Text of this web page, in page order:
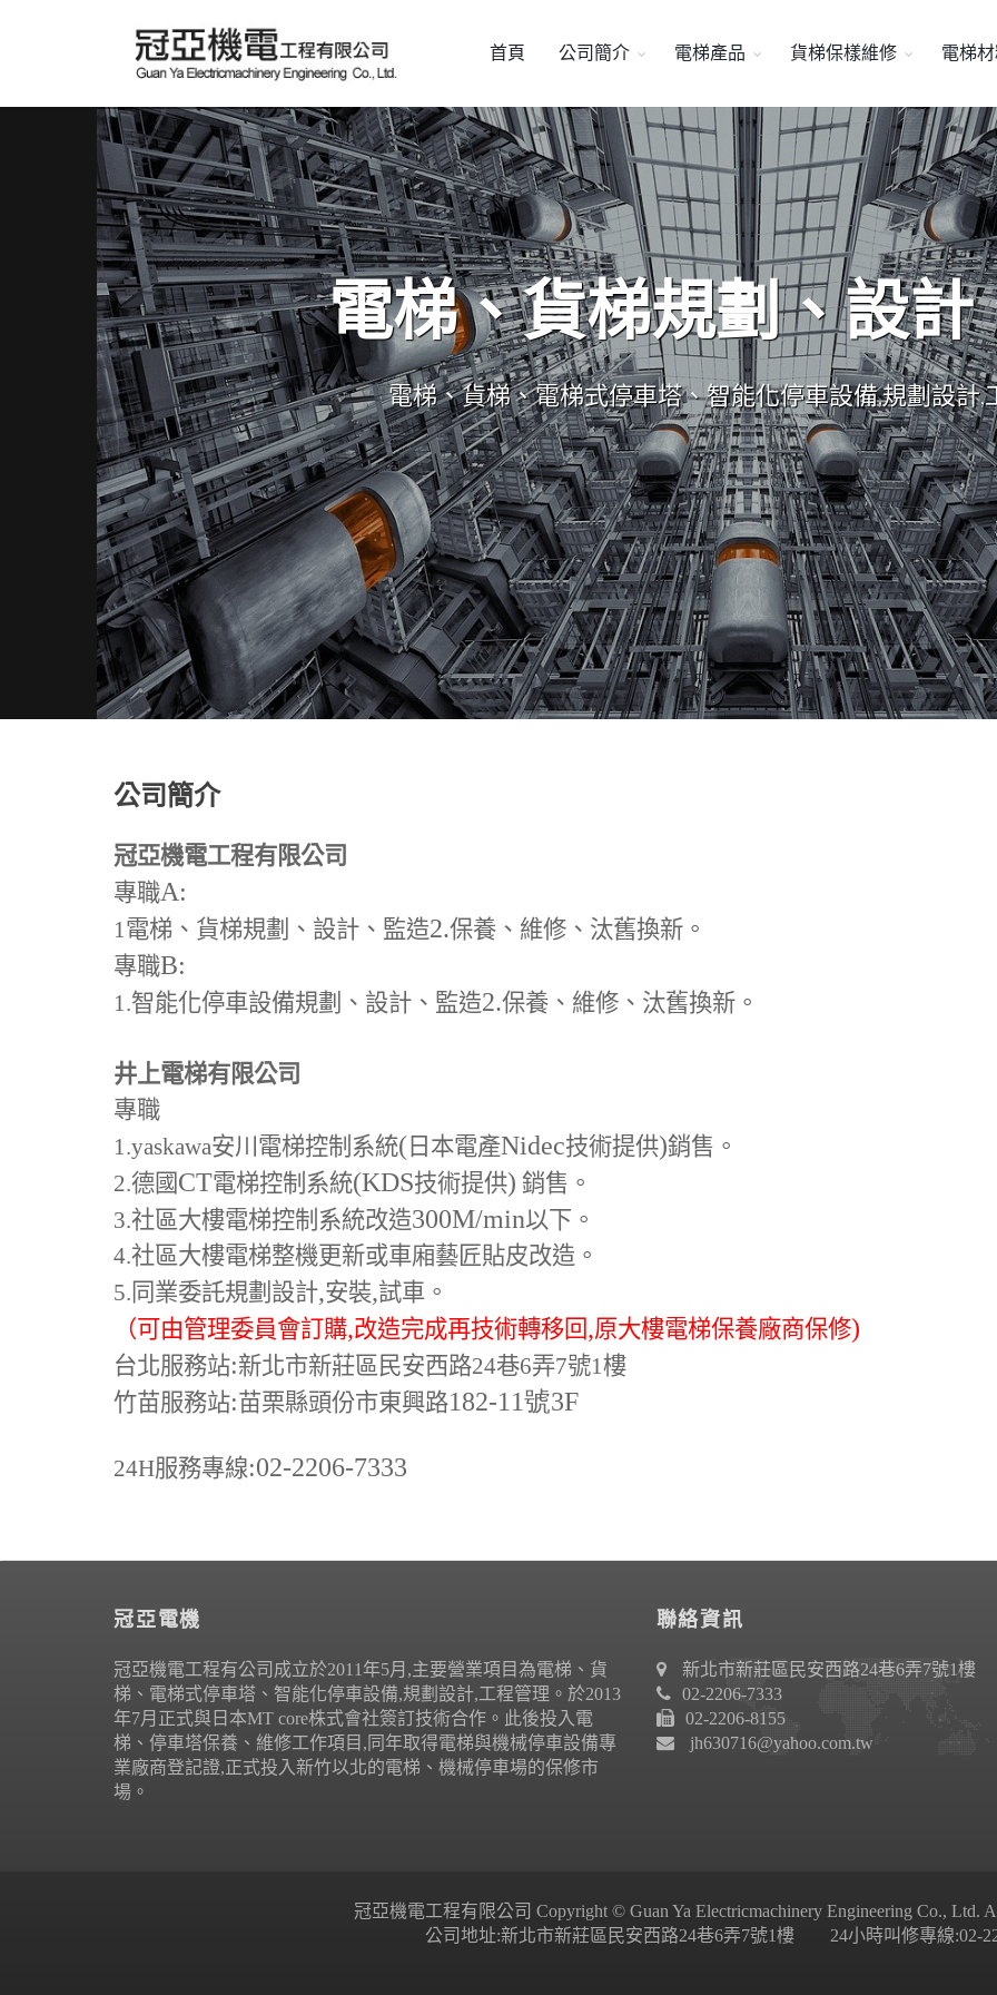
首頁 公司簡介 電梯產品 貨梯保樣維修 電梯
電梯、貨梯規劃、設計
電梯、貨梯、電梯式停車塔、智能化停車設備,規劃設計,
公司簡介
冠亞機電工程有限公司
專職A:
1電梯、貨梯規劃、設計、監造2.保養、維修、汰舊換新。
專職B:
1.智能化停車設備規劃、設計、監造2.保養、維修、汰舊換新。
井上電梯有限公司
專職
1.yaskawa安川電梯控制系統( 日本電產Nidec技術提供)銷售。
2.德國 CT電梯控制系統(KDS技術提供) 銷售。
3.社區大樓電梯控制系統改造300M/min以下。
4.社區大樓電梯整機更新或車廂藝匠貼皮改造。
5. 同業委託規劃設計,安裝,試車。
（可由管理委員會訂購,改造完成再技術轉移回,原大樓電梯保養廠商保修)
台北服務站:新北市新莊區民安西路24巷6弄7號1樓
竹苗服務站:苗栗縣頭份市東興路182-11號3F
24H服務專線:02-2206-7333
冠亞電機
冠亞機電工程有公司成立於2011年5月,主要營業項目為電梯、貨
梯、電梯式停車塔、智能化停車設備,規劃設計,工程管理。於2013
年7月正式與日本MT core株式會社簽訂技術合作。此後投入電
梯、停車塔保養、維修工作項目,同年取得電梯與機械停車設備專
業廠商登記證,正式投入新竹以北的電梯、機械停車場的保修市
場。
聯絡資訊
新北市新莊區民安西路24巷6弄7號1樓
02-2206-7333
02-2206-8155
jh630716@yahoo.com.tw
冠亞機電工程有限公司 Copyright © Guan Ya Electricmachinery Engineering Co., Ltd.
公司地址:新北市新莊區民安西路24巷6弄7號1樓 24小時叫修專線:02-